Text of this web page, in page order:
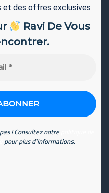
et des offres exclusives
Ravi De Vous
! Consultez notre
pour plus d’informations.